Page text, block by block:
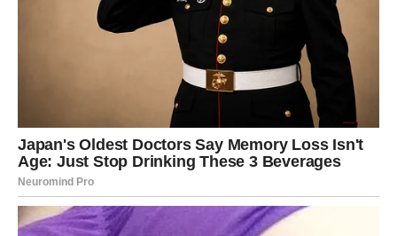
VAŠU VRIJEDNOST
Bikovi često rade mnogo više nego što pokazuju.
Ne tražite aplauze niti stalna priznanja.
Ali ova sedmica donosi trenutke tokom kojih će neko
primijetiti vaš trud.
Moguće je da ćete dobiti pohvalu, podršku ili priliku koja